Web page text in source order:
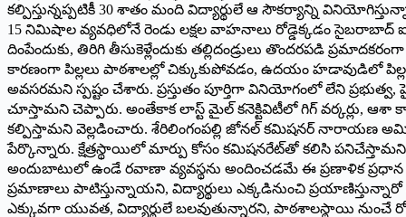
కల్పిస్తున్నప్పటికీ 30 శాతం మంది విద్యార్థులే ఆ సౌకర్యాన్ని
15 నిమిషాల వ్యవధిలోనే రెండు లక్షల వాహనాలు రోడ్డెక్కడం సైబరాబాద్
దింపేందుకు, తిరిగి తీసుకెళ్లేందుకు తల్లిదండ్రులు తొందరపడి
కారణంగా పిల్లలు పాఠశాలల్లో చిక్కుకుపోవడం, ఉదయం హడావుడిలో
అవసరమని స్పష్టం చేశారు. ప్రస్తుతం పూర్తిగా వినియోగంలో లేని
చూస్తామని చెప్పారు. అంతేకాక లాస్ట్ మైల్ కనెక్టివిటీలో గిగ్ వర్కర్లు,
కల్పిస్తామని వెల్లడించారు. శేరిలింగంపల్లి జోనల్ కమిషనర్ నారాయణ అమిత్
పేర్కొన్నారు. క్షేత్రస్థాయిలో మార్పు కోసం కమిషనరేట్‌తో కలిసి
అందుబాటులో ఉండే రవాణా వ్యవస్థను అందించడమే ఈ ప్రణాళిక ప్రధాన
ప్రమాణాలు పాటిస్తున్నాయని, విద్యార్థులు ఎక్కడినుంచి
ఎక్కువగా యువత, విద్యార్థులే బలవుతున్నారని, పాఠశాలస్థాయి నుంచే